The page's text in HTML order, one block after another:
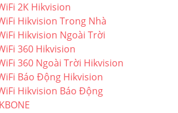
2K Hikvision
Hikvision Trong Nhà
Hikvision Ngoài Trời
360 Hikvision
360 Ngoài Trời Hikvision
Báo Động Hikvision
Hikvision Báo Động